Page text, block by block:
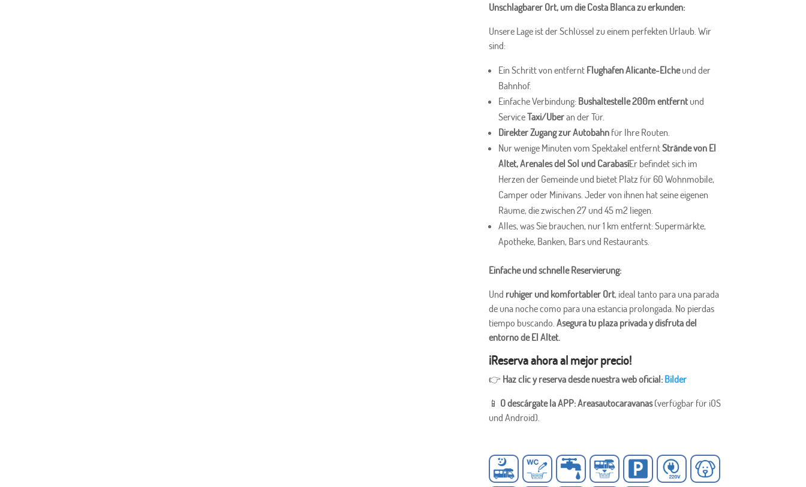
Unschlagbarer Ort, um die Costa Blanca zu erkunden:
Unsere Lage ist der Schlüssel zu einem perfekten Urlaub. Wir
sind:
Ein Schritt von entfernt Flughafen Alicante-Elcheund der
Bahnhof.
Einfache Verbindung: Bushaltestelle 200m entferntund
ServiceTaxi/Uberan der Tür.
Direkter Zugang zur Autobahnfür Ihre Routen.
Nur wenige Minuten vom Spektakel entferntStrände von El
Altet, Arenales del Sol und CarabasíEr befindet sich im
Herzen der Gemeinde und bietet Platz für 60 Wohnmobile,
Camper oder Minivans. Jeder von ihnen hat seine eigenen
Räume, die zwischen 27 und 45 m2 liegen.
Alles, was Sie brauchen, nur 1 km entfernt: Supermärkte,
Apotheke, Banken, Bars und Restaurants.
Einfache und schnelle Reservierung:
Und ruhiger und komfortabler Ort, ideal tanto para una parada
de una noche como para una estancia prolongada. No pierdas
tiempo buscando. Asegura tu plaza privada y disfruta del
entorno de El Altet.
¡Reserva ahora al mejor precio!
👉 Haz clic y reserva desde nuestra web oficial: Bilder
📱 O descárgate la APP: Areasautocaravanas(verfügbar für iOS
und Android).